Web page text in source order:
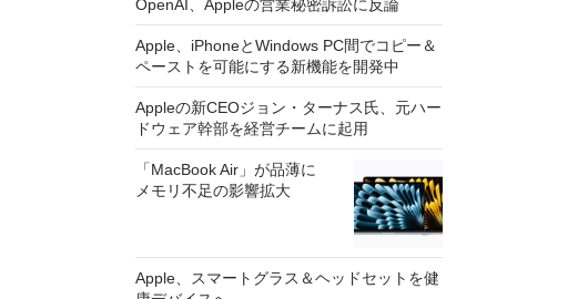
OpenAI、Appleの営業秘密訴訟に反論
Apple、iPhoneとWindows PC間でコピー＆
ペーストを可能にする新機能を開発中
Appleの新CEOジョン・ターナス氏、元ハー
ドウェア幹部を経営チームに起用
「MacBook Air」が品薄に
メモリ不足の影響拡大
Apple、スマートグラス＆ヘッドセットを健